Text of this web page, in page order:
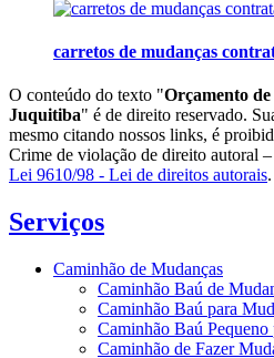
carretos de mudanças
O conteúdo do texto "Orçamento
Juquitiba" é de direito reservado.
mesmo citando nossos links, é
Crime de violação de direito autoral
Lei 9610/98 - Lei de direitos autorais.
Serviços
Caminhão de Mudanças
Caminhão Baú de
Caminhão Baú para
Caminhão Baú Pequeno
Caminhão de Fazer